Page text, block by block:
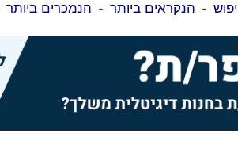
- הנקראים ביותר - הנמכרים ביותר